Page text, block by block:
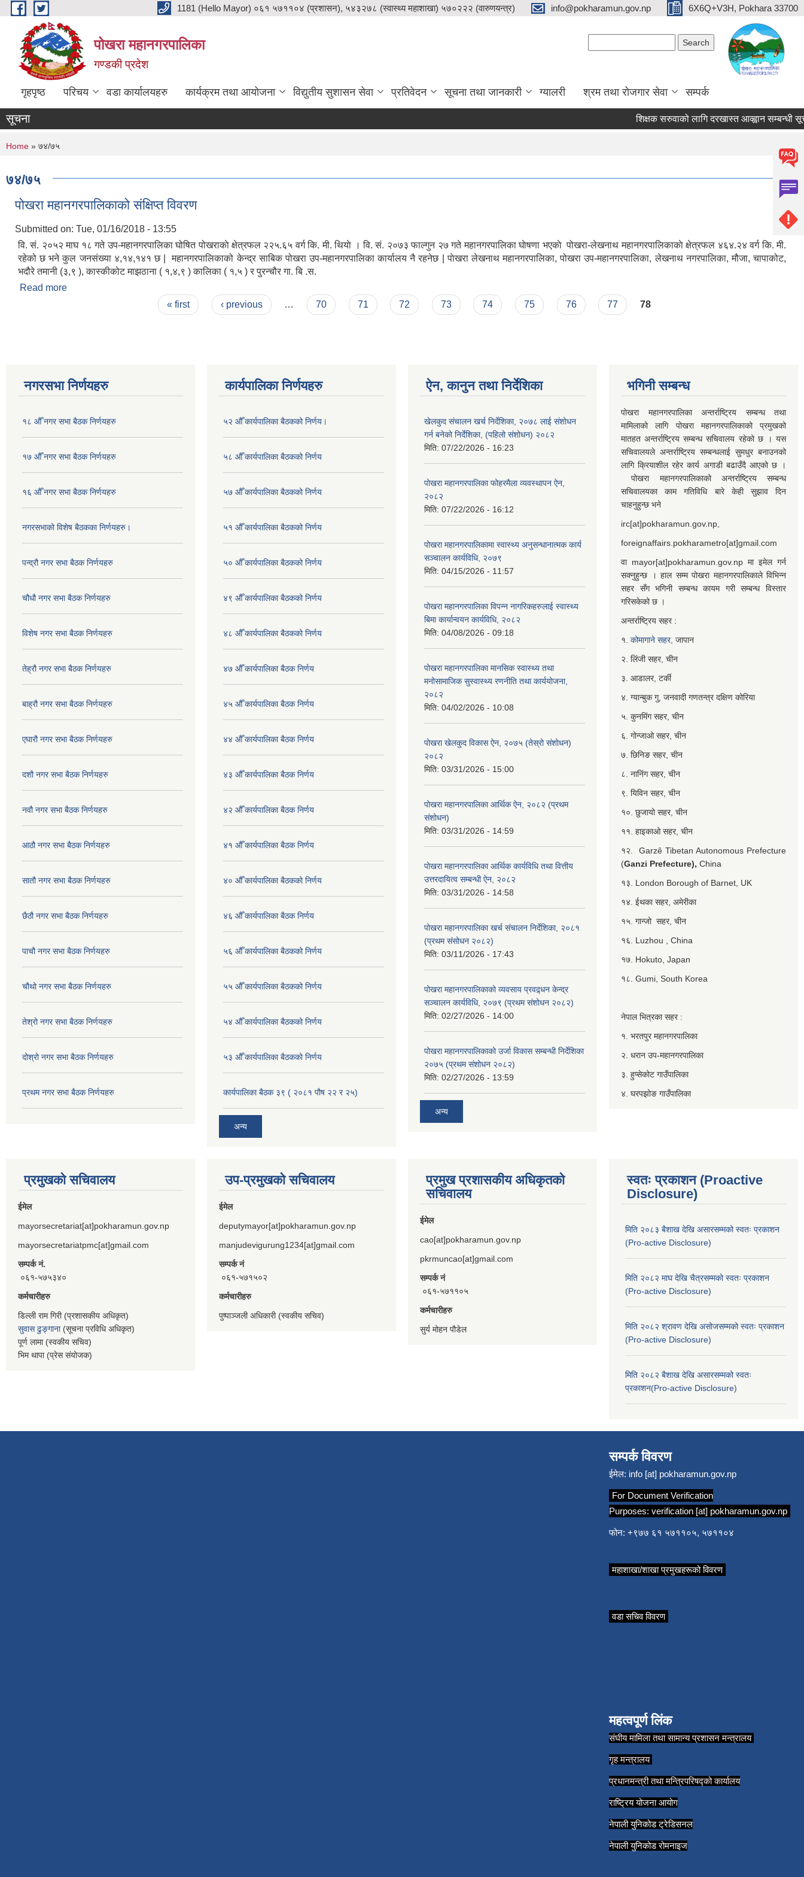
Skip to main content 1181 (Hello Mayor) ०६१ ५७११०४ (प्रशासन), ५४३२७८ (स्वास्थ्य महाशाखा) ५७०२२२ (वारुणयन्त्र) info@pokharamun.gov.np 6X6Q+V3H, Pokhara 33700
पोखरा महानगरपालिका
गण्डकी प्रदेश
गृहपृष्ठ परिचय वडा कार्यालयहरु कार्यक्रम तथा आयोजना विद्युतीय सुशासन सेवा प्रतिवेदन सूचना तथा जानकारी ग्यालरी श्रम तथा रोजगार सेवा सम्पर्क
सूचना शिक्षक सरुवाको लागि दरखास्त आव्ह्वान सम्बन्धी
You are here
Home » ७४/७५
७४/७५
पोखरा महानगरपालिकाको संक्षिप्त विवरण
Submitted on: Tue, 01/16/2018 - 13:55
वि. सं. २०५२ माघ १८ गते उप-महानगरपालिका घोषित पोखराकाे क्षेत्रफल २२५.६५ वर्ग कि. मी. थियाे । वि. सं. २०७३ फाल्गुन २७ गते महानगरपालिका घाेषणा भएकाे पोखरा-लेखनाथ महानगरपालिकाकाे क्षेत्रफल ४६४.२४ वर्ग कि. मी.
रहेको छ भने कुल जनसंख्या ४,१४,१४१ छ | महानगरपालिकाको केन्द्र साबिक पोखरा उप-महानगरपालिका कार्यालय नै रहनेछ | पाेखरा लेखनाथ महानगरपालिका, पोखरा उप-महानगरपालिका, लेखनाथ नगरपालिका, मौजा, चापाकोट,
भदौरे तमानी (३,९ ), कास्कीकोट माझठाना ( १,४,९ ) कालिका ( १,५ ) र पुरन्चौर गा. बि .स.
Read more
« first ‹ previous … 70 71 72 73 74 75 76 77 78
नगरसभा निर्णयहरु
१८ औँ नगर सभा बैठक निर्णयहरु
१७ औँ नगर सभा बैठक निर्णयहरु
१६ औँ नगर सभा बैठक निर्णयहरु
नगरसभाको विशेष बैठकका निर्णयहरु।
पन्द्रौ नगर सभा बैठक निर्णयहरु
चौधौ नगर सभा बैठक निर्णयहरु
विशेष नगर सभा बैठक निर्णयहरु
तेह्रौ नगर सभा बैठक निर्णयहरु
बाह्रौ नगर सभा बैठक निर्णयहरु
एघारौ नगर सभा बैठक निर्णयहरु
दशौ नगर सभा बैठक निर्णयहरु
नवौ नगर सभा बैठक निर्णयहरु
आठौ नगर सभा बैठक निर्णयहरु
सातौ नगर सभा बैठक निर्णयहरु
छैठौ नगर सभा बैठक निर्णयहरु
पाचौ नगर सभा बैठक निर्णयहरु
चौथो नगर सभा बैठक निर्णयहरु
तेश्रो नगर सभा बैठक निर्णयहरु
दोश्रो नगर सभा बैठक निर्णयहरु
प्रथम नगर सभा बैठक निर्णयहरु
कार्यपालिका निर्णयहरु
५२ औँ कार्यपालिका बैठकको निर्णय।
५८ औँ कार्यपालिका बैठकको निर्णय
५७ औँ कार्यपालिका बैठकको निर्णय
५१ औँ कार्यपालिका बैठकको निर्णय
५० औँ कार्यपालिका बैठकको निर्णय
४९ औँ कार्यपालिका बैठकको निर्णय
४८ औँ कार्यपालिका बैठकको निर्णय
४७ औँ कार्यपालिका बैठक निर्णय
४५ औँ कार्यपालिका बैठक निर्णय
४४ औँ कार्यपालिका बैठक निर्णय
४३ औँ कार्यपालिका बैठक निर्णय
४२ औँ कार्यपालिका बैठक निर्णय
४१ औँ कार्यपालिका बैठक निर्णय
४० औँ कार्यपालिका बैठकको निर्णय
४६ औँ कार्यपालिका बैठक निर्णय
५६ औँ कार्यपालिका बैठकको निर्णय
५५ औँ कार्यपालिका बैठकको निर्णय
५४ औँ कार्यपालिका बैठकको निर्णय
५३ औँ कार्यपालिका बैठकको निर्णय
कार्यपालिका बैठक ३९ ( २०८१ पौष २२ र २५)
अन्य
ऐन, कानुन तथा निर्देशिका
खेलकुद संचालन खर्च निर्देशिका, २०७८ लाई संशोधन
गर्न बनेको निर्देशिका, (पहिलो संशोधन) २०८२
मिति: 07/22/2026 - 16:23
पोखरा महानगरपालिका फोहरमैला व्यवस्थापन ऐन,
२०८२
मिति: 07/22/2026 - 16:12
पोखरा महानगरपालिकामा स्वास्थ्य अनुसन्धानात्मक कार्य
सञ्चालन कार्यविधि, २०७९
मिति: 04/15/2026 - 11:57
पोखरा महानगरपालिका विपन्न नागरिकहरुलाई स्वास्थ्य
बिमा कार्यान्वयन कार्यविधि, २०८२
मिति: 04/08/2026 - 09:18
पोखरा महानगरपालिका मानसिक स्वास्थ्य तथा
मनोसामाजिक सुस्वास्थ्य रणनीति तथा कार्ययोजना,
२०८२
मिति: 04/02/2026 - 10:08
पोखरा खेलकुद विकास ऐन, २०७५ (तेस्रो संशोधन)
२०८२
मिति: 03/31/2026 - 15:00
पोखरा महानगरपालिका आर्थिक ऐन, २०८२ (प्रथम
संशोधन)
मिति: 03/31/2026 - 14:59
पोखरा महानगरपालिका आर्थिक कार्यविधि तथा वित्तीय
उत्तरदायित्व सम्बन्धी ऐन, २०८२
मिति: 03/31/2026 - 14:58
पोखरा महानगरपालिका खर्च संचालन निर्देशिका, २०८१
(प्रथम संसोधन २०८२)
मिति: 03/11/2026 - 17:43
पोखरा महानगरपालिकाको व्यवसाय प्रवद्र्धन केन्द्र
सञ्चालन कार्यविधि, २०७९ (प्रथम संशोधन २०८२)
मिति: 02/27/2026 - 14:00
पोखरा महानगरपालिकाको उर्जा विकास सम्बन्धी निर्देशिका
२०७५ (प्रथम संशोधन २०८२)
मिति: 02/27/2026 - 13:59
अन्य
भगिनी सम्बन्ध
पोखरा महानगरपालिका अन्तर्राष्ट्रिय सम्बन्ध तथा
मामिलाको लागि पोखरा महानगरपालिकाको प्रमुखको
मातहत अन्तर्राष्ट्रिय सम्बन्ध सचिवालय रहेको छ । यस
सचिवालयले अन्तर्राष्ट्रिय सम्बन्धलाई सुमधुर बनाउनको
लागि क्रियाशील रहेर कार्य अगाडी बढाउँदै आएको छ ।
पोखरा महानगरपालिकाको अन्तर्राष्ट्रिय सम्बन्ध
सचिवालयका काम गतिविधि बारे केही सुझाव दिन
चाहनुहुन्छ भने
irc[at]pokharamun.gov.np,
foreignaffairs.pokharametro[at]gmail.com
वा mayor[at]pokharamun.gov.np मा इमेल गर्न
सक्नुहुन्छ । हाल सम्म पोखरा महानगरपालिकाले विभिन्न
सहर सँग भगिनी सम्बन्ध कायम गरी सम्बन्ध विस्तार
गरिसकेको छ ।
अन्तर्राष्ट्रिय सहर :
१. कोमागाने सहर, जापान
२. लिंजी सहर, चीन
३. आडालर, टर्की
४. ग्यान्बुक गु, जनवादी गणतन्त्र दक्षिण कोरिया
५. कुनमिंग सहर, चीन
६. गोन्जाओ सहर, चीन
७. छिनिङ सहर, चीन
८. नानिंग सहर, चीन
९. यिविन सहर, चीन
१०. छुजायो सहर, चीन
११. हाइकाओ सहर, चीन
१२. Garzê Tibetan Autonomous Prefecture
(Ganzi Prefecture), China
१३. London Borough of Barnet, UK
१४. ईथका सहर, अमेरीका
१५. गान्जो सहर, चीन
१६. Luzhou , China
१७. Hokuto, Japan
१८. Gumi, South Korea
नेपाल भित्रका सहर :
१. भरतपुर महानगरपालिका
२. धरान उप-महानगरपालिका
३. हुप्सेकोट गाउँपालिका
४. घरपझोङ गाउँपालिका
प्रमुखको सचिवालय
ईमेल
mayorsecretariat[at]pokharamun.gov.np
mayorsecretariatpmc[at]gmail.com
सम्पर्क नं.
०६१-५७५३४०
कर्मचारीहरु
डिल्ली राम गिरी (प्रशासकीय अधिकृत)
सुवास ढुङ्गाना(सूचना प्रविधि अधिकृत)
पूर्ण लामा (स्वकीय सचिव)
भिम थापा (प्रेस संयोजक)
उप-प्रमुखको सचिवालय
ईमेल
deputymayor[at]pokharamun.gov.np
manjudevigurung1234[at]gmail.com
सम्पर्क नं
०६१-५७१५०२
कर्मचारीहरु
पुष्पाञ्जली अधिकारी (स्वकीय सचिव)
प्रमुख प्रशासकीय अधिकृतको
सचिवालय
ईमेल
cao[at]pokharamun.gov.np
pkrmuncao[at]gmail.com
सम्पर्क नं
०६१-५७११०५
कर्मचारीहरु
सुर्य मोहन पौडेल
स्वतः प्रकाशन (Proactive
Disclosure)
मिति २०८३ बैशाख देखि असारसम्मको स्वतः प्रकाशन
(Pro-active Disclosure)
मिति २०८२ माघ देखि चैत्रसम्मको स्वतः प्रकाशन
(Pro-active Disclosure)
मिति २०८२ श्रावण देखि असोजसम्मको स्वतः प्रकाशन
(Pro-active Disclosure)
मिति २०८२ बैशाख देखि असारसम्मको स्वतः
प्रकाशन(Pro-active Disclosure)
सम्पर्क विवरण
ईमेल: info [at] pokharamun.gov.np
For Document Verification
Purposes: verification [at] pokharamun.gov.np
फोन: +९७७ ६१ ५७११०५, ५७११०४
महाशाखा/शाखा प्रमुखहरूको विवरण
वडा सचिव विवरण
महत्वपूर्ण लिंक
संघीय मामिला तथा सामान्य प्रशासन मन्त्रालय
गृह मन्त्रालय
प्रधानमन्त्री तथा मन्त्रिपरिषद्को कार्यालय
राष्ट्रिय योजना आयोग
नेपाली युनिकोड ट्रेडिसनल
नेपाली युनिकोड रोमनाइज